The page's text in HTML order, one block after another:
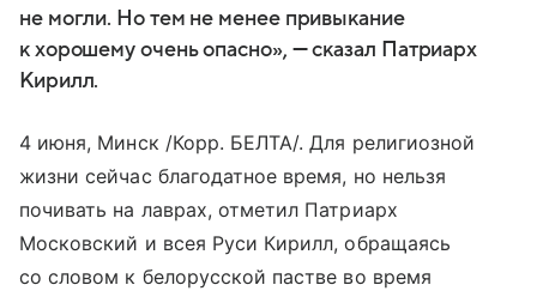
не могли. Но тем не менее привыкание
к хорошему очень опасно», — сказал Патриарх
Кирилл.
4 июня, Минск /Корр. БЕЛТА/. Для религиозной
жизни сейчас благодатное время, но нельзя
почивать на лаврах, отметил Патриарх
Московский и всея Руси Кирилл, обращаясь
со словом к белорусской пастве во время